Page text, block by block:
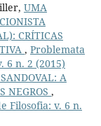
UMA
CRÍTICAS
, Problemata
6 n. 2 (2015)
A
NEGROS ,
Filosofia: v. 6 n.